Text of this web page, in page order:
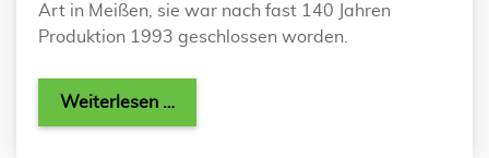
Art in Meißen, sie war nach fast 140 Jahren
Produktion 1993 geschlossen worden.
Weiterlesen …